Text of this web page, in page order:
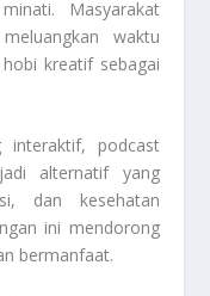
Masyarakat
waktu
kreatif sebagai
interaktif, podcast
alternatif yang
dan kesehatan
ini mendorong
bermanfaat.